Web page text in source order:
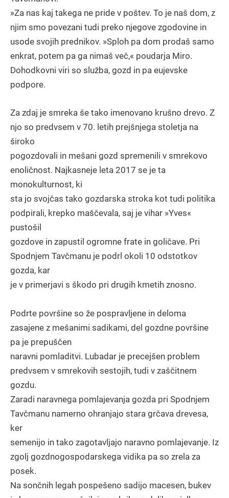
»Za nas kaj takega ne pride v poštev. To je naš dom, z
njim smo povezani tudi preko njegove zgodovine in
usode svojih prednikov. »Sploh pa dom prodaš samo
enkrat, potem pa ga nimaš več,« poudarja Miro.
Dohodkovni viri so služba, gozd in pa eujevske
podpore.
Za zdaj je smreka še tako imenovano krušno drevo. Z
njo so predvsem v 70. letih prejšnjega stoletja na
široko
pogozdovali in mešani gozd spremenili v smrekovo
enoličnost. Najkasneje leta 2017 se je ta
monokulturnost, ki
sta jo svojčas tako gozdarska stroka kot tudi politika
podpirali, krepko maščevala, saj je vihar »Yves«
pustošil
gozdove in zapustil ogromne frate in goličave. Pri
Spodnjem Tavčmanu je podrl okoli 10 odstotkov
gozda, kar
je v primerjavi s škodo pri drugih kmetih znosno.
Podrte površine so že pospravljene in deloma
zasajene z mešanimi sadikami, del gozdne površine
pa je prepuščen
naravni pomladitvi. Lubadar je precejšen problem
predvsem v smrekovih sestojih, tudi v zaščitnem
gozdu.
Zaradi naravnega pomlajevanja gozda pri Spodnjem
Tavčmanu namerno ohranjajo stara grčava drevesa,
ker
semenijo in tako zagotavljajo naravno pomlajevanje. Iz
zgolj gozdnogospodarskega vidika pa so zrela za
posek.
Na sončnih legah pospešeno sadijo macesen, bukev